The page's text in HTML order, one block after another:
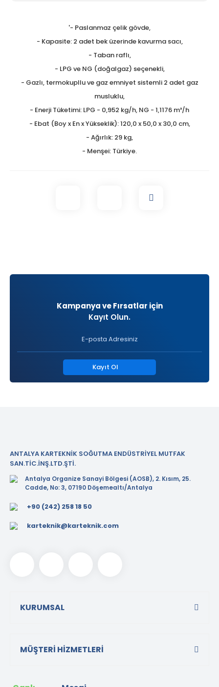
'- Paslanmaz çelik gövde,
- Kapasite: 2 adet bek üzerinde kavurma sacı,
- Taban raflı,
- LPG ve NG (doğalgaz) seçenekli,
- Gazlı, termokupllu ve gaz emniyet sistemli 2 adet gaz
musluklu,
- Enerji Tüketimi: LPG - 0,952 kg/h, NG - 1,1176 m³/h
- Ebat (Boy x En x Yükseklik): 120,0 x 50,0 x 30,0 cm,
- Ağırlık: 29 kg,
- Menşei: Türkiye.
Kampanya ve Fırsatlar için
Kayıt Olun.
Kayıt Ol
ANTALYA KARTEKNİK SOĞUTMA ENDÜSTRİYEL MUTFAK
SAN.TİC.İNŞ.LTD.ŞTİ.
Antalya Organize Sanayi Bölgesi (AOSB), 2. Kısım, 25.
Cadde, No: 3, 07190 Döşemealtı/Antalya
+90 (242) 258 18 50
karteknik@karteknik.com
KURUMSAL
MÜŞTERİ HİZMETLERİ